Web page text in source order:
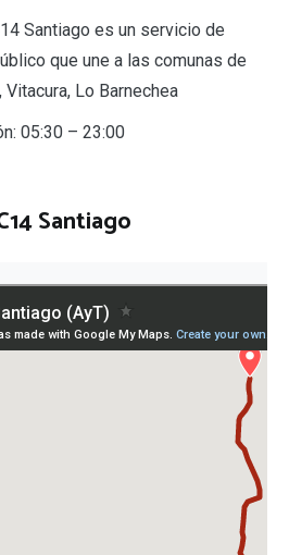
Santiago es un servicio de
que une a las comunas de
Vitacura, Lo Barnechea
05:30 – 23:00
Santiago